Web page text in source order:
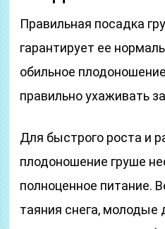
Правильная посадка
гарантирует ее
обильное
правильно ухаживать
Для быстрого роста и
плодоношение груше
полноценное питание.
таяния снега, молодые